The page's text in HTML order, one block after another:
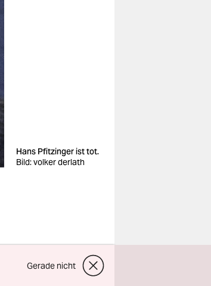
Hans Pfitzinger ist tot.
Bild: volker derlath
Gerade nicht